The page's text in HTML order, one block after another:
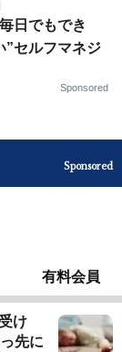
日でもでき
”セルフマネジ
Sponsored
Sponsored
有料会員
け
先に